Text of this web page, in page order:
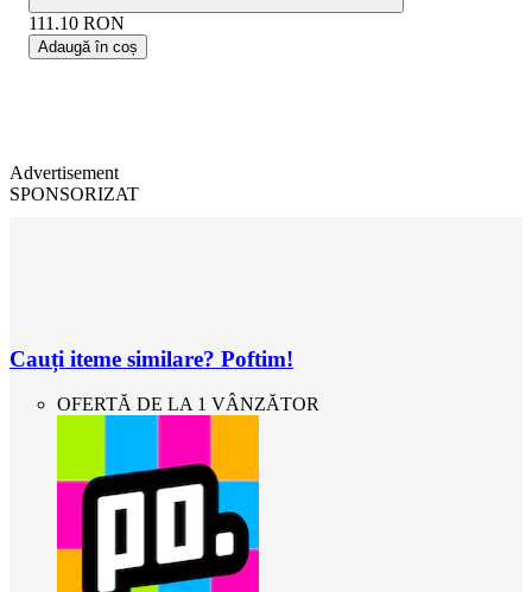
111.10 RON
Adaugă în coș
Advertisement
SPONSORIZAT
Cauți iteme similare? Poftim!
OFERTĂ DE LA 1 VÂNZĂTOR